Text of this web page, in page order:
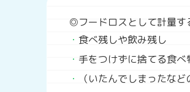
◎フードロスとして計量す
食べ残しや飲み残し
手をつけずに捨てる食べ
（いたんでしまったな